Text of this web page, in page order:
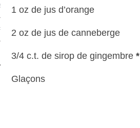
1 oz de jus d’orange
2 oz de jus de canneberge
3/4 c.t. de sirop de gingembre*
Glaçons